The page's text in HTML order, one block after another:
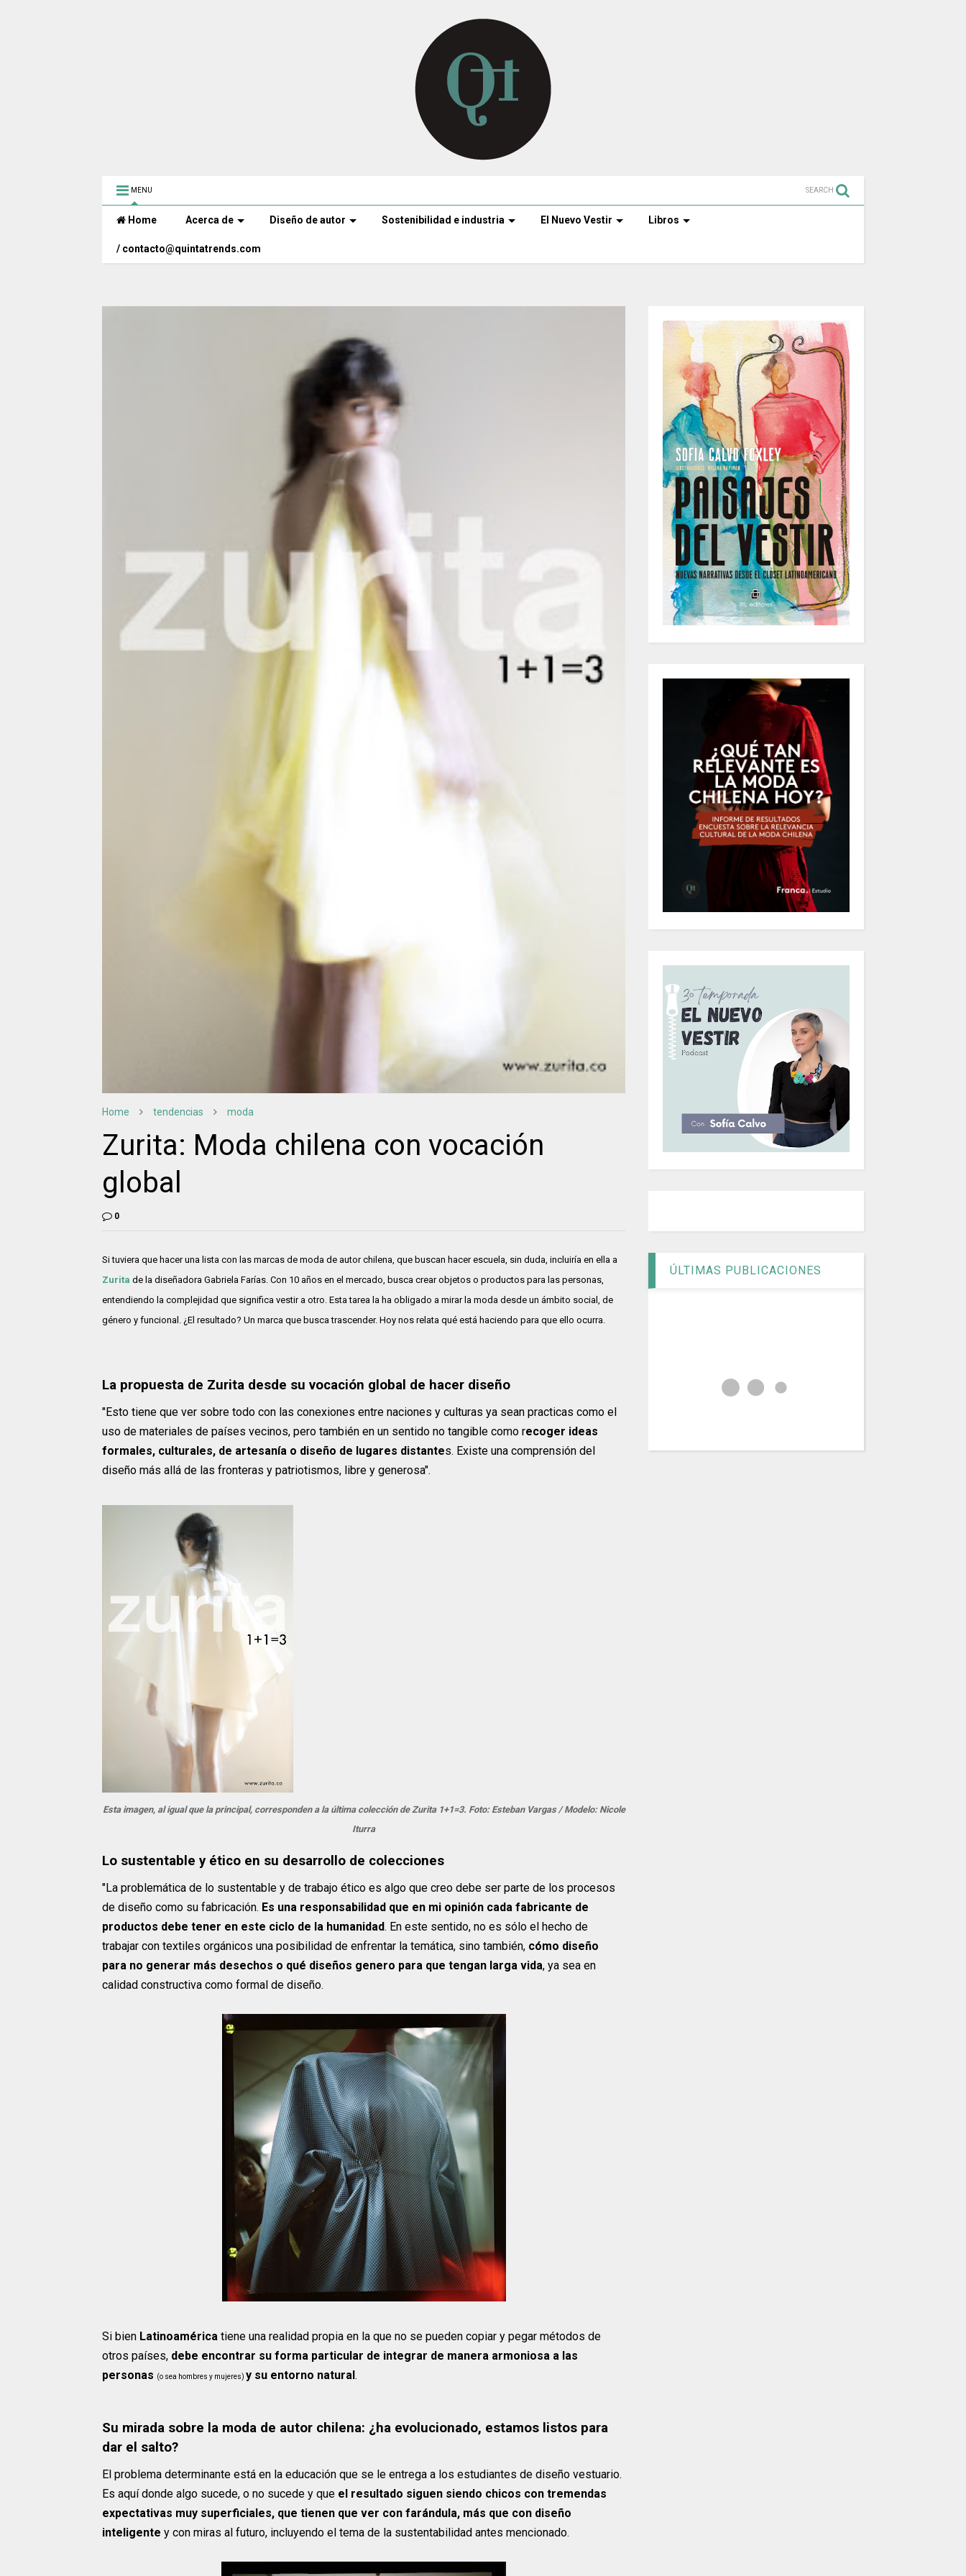
MENU SEARCH
Home Acerca de Diseño de autor Sostenibilidad e industria El Nuevo Vestir Libros
/ contacto@quintatrends.com
Home tendencias moda
Zurita: Moda chilena con vocación
global
0
Si tuviera que hacer una lista con las marcas de moda de autor chilena, que buscan hacer escuela, sin duda, incluiría en ella a
Zurita de la diseñadora Gabriela Farías. Con 10 años en el mercado, busca crear objetos o productos para las personas,
entendiendo la complejidad que significa vestir a otro. Esta tarea la ha obligado a mirar la moda desde un ámbito social, de
género y funcional. ¿El resultado? Un marca que busca trascender. Hoy nos relata qué está haciendo para que ello ocurra.
La propuesta de Zurita desde su vocación global de hacer diseño
"Esto tiene que ver sobre todo con las conexiones entre naciones y culturas ya sean practicas como el
uso de materiales de países vecinos, pero también en un sentido no tangible como recoger ideas
formales, culturales, de artesanía o diseño de lugares distantes. Existe una comprensión del
diseño más allá de las fronteras y patriotismos, libre y generosa".
Esta imagen, al igual que la principal, corresponden a la última colección de Zurita 1+1=3. Foto: Esteban Vargas / Modelo: Nicole
Iturra
Lo sustentable y ético en su desarrollo de colecciones
"La problemática de lo sustentable y de trabajo ético es algo que creo debe ser parte de los procesos
de diseño como su fabricación. Es una responsabilidad que en mi opinión cada fabricante de
productos debe tener en este ciclo de la humanidad. En este sentido, no es sólo el hecho de
trabajar con textiles orgánicos una posibilidad de enfrentar la temática, sino también, cómo diseño
para no generar más desechos o qué diseños genero para que tengan larga vida, ya sea en
calidad constructiva como formal de diseño.
Si bien Latinoamérica tiene una realidad propia en la que no se pueden copiar y pegar métodos de
otros países, debe encontrar su forma particular de integrar de manera armoniosa a las
personas (o sea hombres y mujeres) y su entorno natural.
Su mirada sobre la moda de autor chilena: ¿ha evolucionado, estamos listos para
dar el salto?
El problema determinante está en la educación que se le entrega a los estudiantes de diseño vestuario.
Es aquí donde algo sucede, o no sucede y que el resultado siguen siendo chicos con tremendas
expectativas muy superficiales, que tienen que ver con farándula, más que con diseño
inteligente y con miras al futuro, incluyendo el tema de la sustentabilidad antes mencionado.
ÚLTIMAS PUBLICACIONES